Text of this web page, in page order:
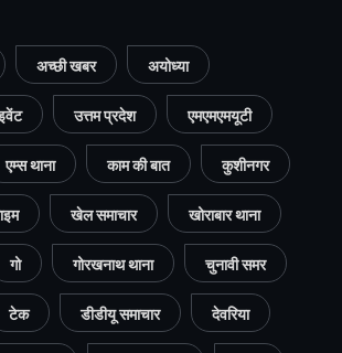
अच्छी खबर अयोध्या
उत्तम प्रदेश एमएमएमयूटी
एम्स थाना काम की बात कुशीनगर
खेल समाचार खोराबार थाना
गो गोरखनाथ थाना चुनावी समर
टेक डीडीयू समाचार देवरिया